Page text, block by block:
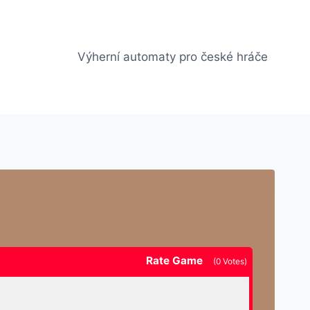
Výherní automaty pro české hráče
Rate Game (0 Votes)